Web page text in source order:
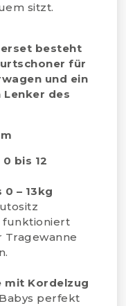
sitzt.
besteht
für
und ein
des
bis 12
– 13kg
funktioniert
Tragewanne
mit Kordelzug
perfekt